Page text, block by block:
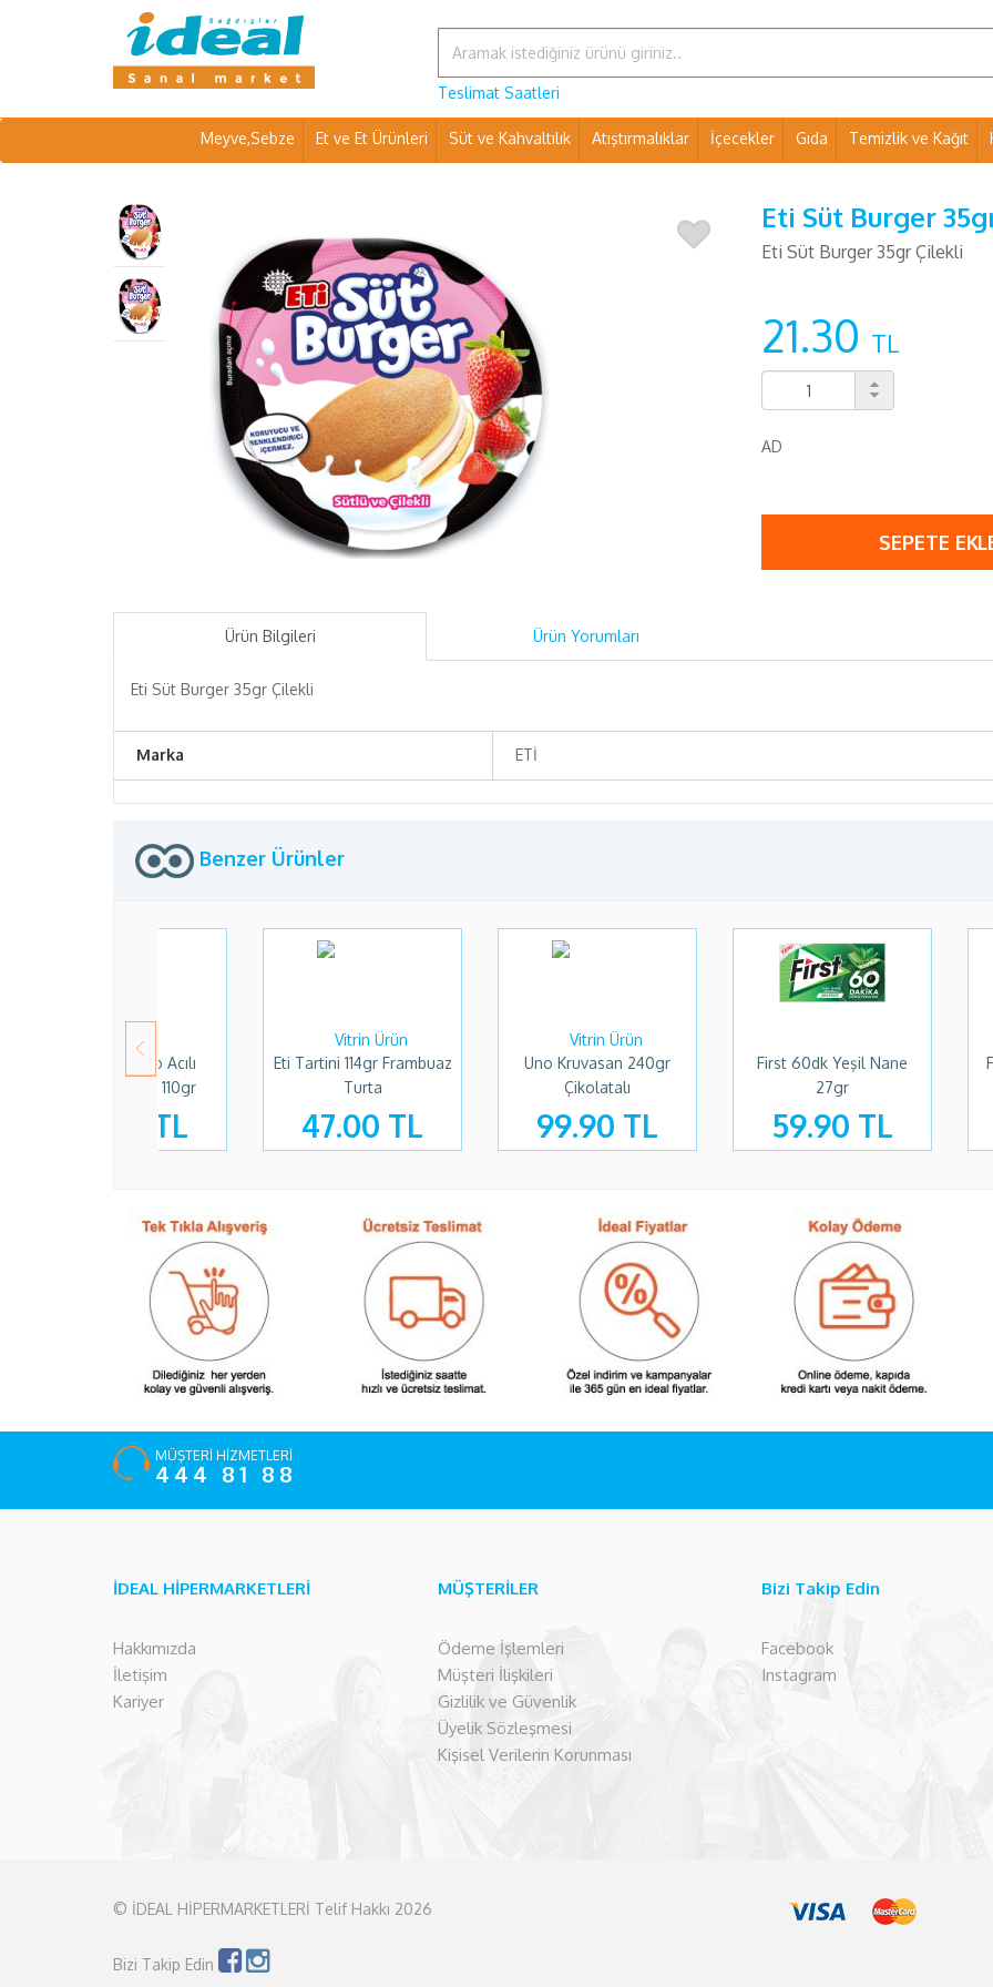
Teslimat Saatleri
Meyve,Sebze Et ve Et Ürünleri Süt ve Kahvaltılık Atıştırmalıklar İçecekler Gıda Temizlik ve Kağıt
Eti Süt Burger
Eti Süt Burger 35gr Çilekli
21.30 TL
AD
SEPETE
Ürün Bilgileri Ürün Yorumları
Eti Süt Burger 35gr Çilekli
Marka ETİ
Benzer Ürünler
Uno Kruvasan 240gr
First 60dk Yeşil Nane
59.90 TL
First 60dk Keskin Nane
27gr
59.90 TL
Eti Lifalif Granola Vişne
Kakao Fındık 200gr
197.30 TL
MÜŞTERİ HİZMETLERİ
444 81 88
İDEAL HİPERMARKETLERİ
Hakkımızda
İletişim
Kariyer
MÜŞTERİLER
Ödeme İşlemleri
Müşteri İlişkileri
Gizlilik ve Güvenlik
Üyelik Sözleşmesi
Kişisel Verilerin Korunması
Bizi Takip Edin
Facebook
Instagram
© İDEAL HİPERMARKETLERİ Telif Hakkı 2026
Bizi Takip Edin